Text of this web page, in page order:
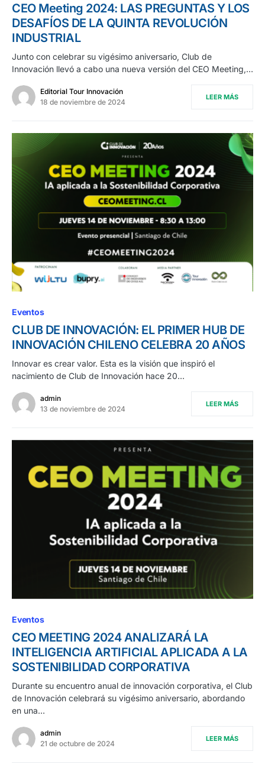
CEO Meeting 2024: LAS PREGUNTAS Y LOS
DESAFÍOS DE LA QUINTA REVOLUCIÓN
INDUSTRIAL
Junto con celebrar su vigésimo aniversario, Club de
Innovación llevó a cabo una nueva versión del CEO Meeting,…
Editorial Tour Innovación
18 de noviembre de 2024
LEER MÁS
Eventos
CLUB DE INNOVACIÓN: EL PRIMER HUB DE
INNOVACIÓN CHILENO CELEBRA 20 AÑOS
Innovar es crear valor. Esta es la visión que inspiró el
nacimiento de Club de Innovación hace 20…
admin
13 de noviembre de 2024
LEER MÁS
Eventos
CEO MEETING 2024 ANALIZARÁ LA
INTELIGENCIA ARTIFICIAL APLICADA A LA
SOSTENIBILIDAD CORPORATIVA
Durante su encuentro anual de innovación corporativa, el Club
de Innovación celebrará su vigésimo aniversario, abordando
en una…
admin
21 de octubre de 2024
LEER MÁS